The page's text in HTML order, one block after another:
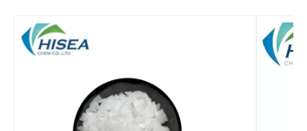
Flüssige organische Rohstoffe Salpetersäure